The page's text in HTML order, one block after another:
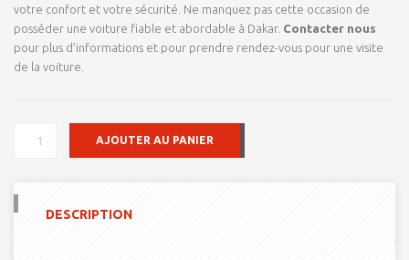
votre confort et votre sécurité. Ne manquez pas cette occasion de
posséder une voiture fiable et abordable à Dakar. Contacter nous
pour plus d’informations et pour prendre rendez-vous pour une visite
de la voiture.
QUANTITÉ
AJOUTER AU PANIER
DESCRIPTION